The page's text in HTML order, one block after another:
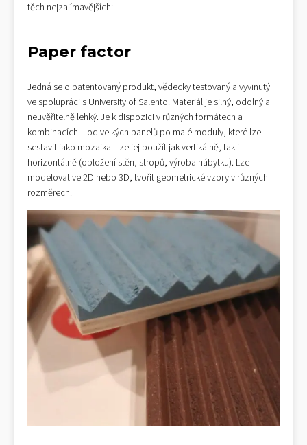
těch nejzajímavějších:
Paper factor
Jedná se o patentovaný produkt, vědecky testovaný a vyvinutý
ve spolupráci s University of Salento. Materiál je silný, odolný a
neuvěřitelně lehký. Je k dispozici v různých formátech a
kombinacích – od velkých panelů po malé moduly, které lze
sestavit jako mozaika. Lze jej použít jak vertikálně, tak i
horizontálně (obložení stěn, stropů, výroba nábytku). Lze
modelovat ve 2D nebo 3D, tvořit geometrické vzory v různých
rozměrech.